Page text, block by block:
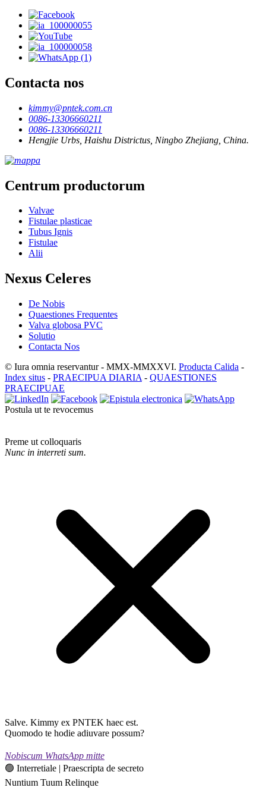
Contacta nos
kimmy@pntek.com.cn
0086-13306660211
0086-13306660211
Hengjie Urbs, Haishu Districtus, Ningbo Zhejiang, China.
Centrum productorum
Valvae
Fistulae plasticae
Tubus Ignis
Fistulae
Alii
Nexus Celeres
De Nobis
Quaestiones Frequentes
Valva globosa PVC
Solutio
Contacta Nos
© Iura omnia reservantur - MMX-MMXXVI. Producta Calida -
Index situs - PRAECIPUA DIARIA - QUAESTIONES
PRAECIPUAE
Postula ut te revocemus
Preme ut colloquaris
Nunc in interreti sum.
Salve. Kimmy ex PNTEK haec est.
Quomodo te hodie adiuvare possum?
Nobiscum WhatsApp mitte
🟢 Interretiale | Praescripta de secreto
Nuntium Tuum Relinque